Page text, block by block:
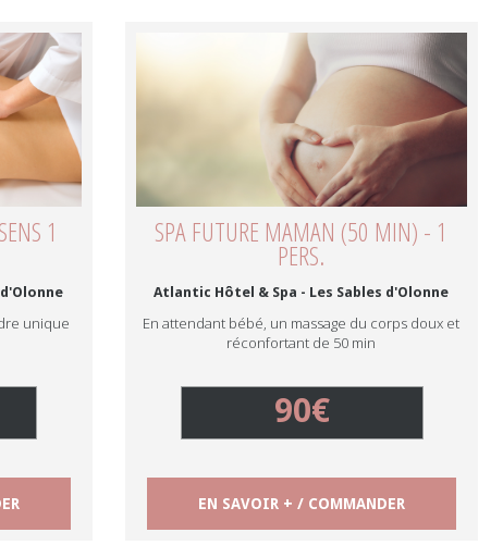
1
unique
SPA FUTURE MAMAN (50 MIN) - 1
PERS.
Atlantic Hôtel & Spa - Les Sables d'Olonne
En attendant bébé, un massage du corps doux et
réconfortant de 50 min
90€
EN SAVOIR + / COMMANDER